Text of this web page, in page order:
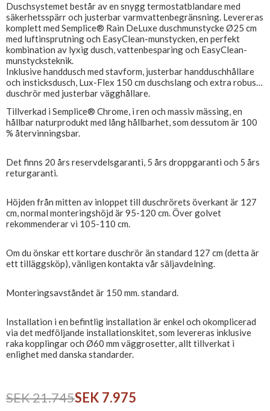
Duschsystemet består av en snygg termostatblandare med
säkerhetsspärr och justerbar varmvattenbegränsning. Levereras
komplett med Semplice® Rain DeLuxe duschmunstycke Ø25 cm
med luftinsprutning och EasyClean-munstycken, en perfekt
kombination av lyxig dusch, vattenbesparing och EasyClean-
munstycksteknik.
Inklusive handdusch med stavform, justerbar handduschhållare
och insticksdusch, Lux-Flex 150 cm duschslang och extra robust
duschrör med justerbar vägghållare.
Tillverkad i Semplice® Chrome, i ren och massiv mässing, en
hållbar naturprodukt med lång hållbarhet, som dessutom är 100
% återvinningsbar.
Det finns 20 års reservdelsgaranti, 5 års droppgaranti och 5 års
returgaranti.
Höjden från mitten av inloppet till duschrörets överkant är 127
cm, normal monteringshöjd är 95-120 cm. Över golvet
rekommenderar vi 105-110 cm.
Om du önskar ett kortare duschrör än standard 127 cm (detta är
ett tilläggsköp), vänligen kontakta vår säljavdelning.
Monteringsavståndet är 150 mm. standard.
Installation i en befintlig installation är enkel och okomplicerad
via det medföljande installationskitet, som levereras inklusive
raka kopplingar och Ø60 mm väggrosetter, allt tillverkat i
enlighet med danska standarder.
SEK 21.745SEK 7.975